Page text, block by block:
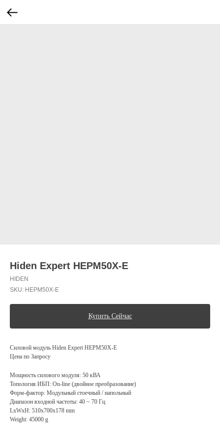
Hiden Expert HEPM50X-E
HIDEN
SKU: HEPM50X-E
Купить Сейчас
Силовой модуль Hiden Expert HEPM50X-E
Цена по Запросу
Мощность силового модуля: 50 кВА
Топология ИБП: On-line (двойное преобразование)
Форм-фактор: Модульный стоечный / напольный
Диапазон входной частоты: 40 ~ 70 Гц
LxWxH: 510x700x178 mm
Weight: 45000 g